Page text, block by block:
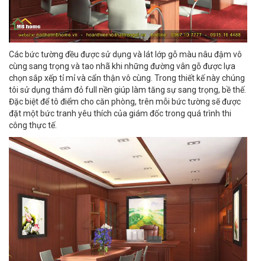
Các bức tường đều được sử dụng và lát lớp gỗ màu nâu đậm vô
cùng sang trọng và tao nhã khi những đường vân gỗ được lựa
chọn sắp xếp tỉ mỉ và cẩn thận vô cùng. Trong thiết kế này chúng
tôi sử dụng thảm đỏ full nền giúp làm tăng sự sang trọng, bề thế.
Đặc biệt để tô điểm cho căn phòng, trên mỗi bức tường sẽ được
đặt một bức tranh yêu thích của giám đốc trong quá trình thi
công thực tế.